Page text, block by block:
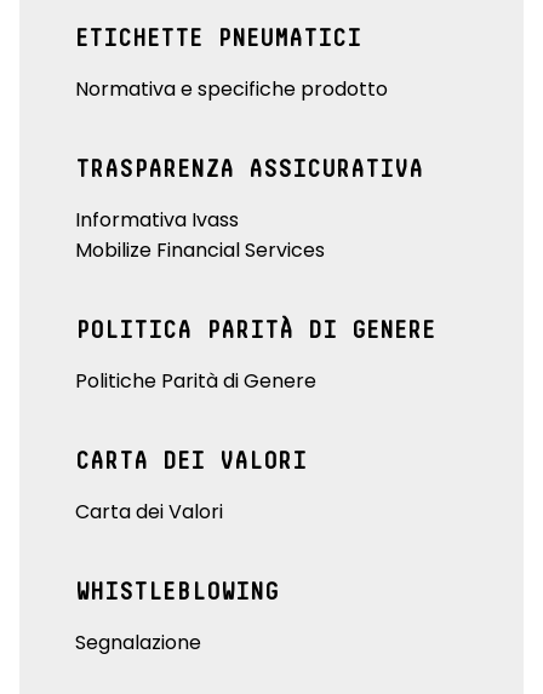
ETICHETTE PNEUMATICI
Normativa e specifiche prodotto
TRASPARENZA ASSICURATIVA
Informativa Ivass
Mobilize Financial Services
POLITICA PARITÀ DI GENERE
Politiche Parità di Genere
CARTA DEI VALORI
Carta dei Valori
WHISTLEBLOWING
Segnalazione